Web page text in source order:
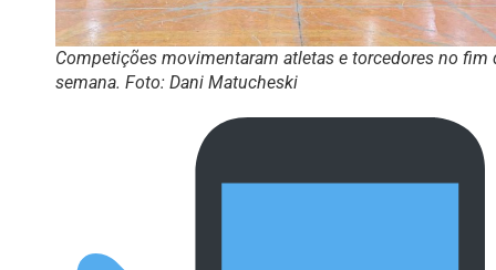
Competições movimentaram atletas e torcedores no fim
semana. Foto: Dani Matucheski